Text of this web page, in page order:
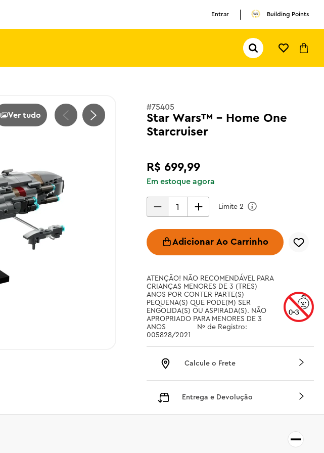
Entrar Building Points
Pesquisar...
Ver tudo
#75405
Star Wars™ - Home One
Starcruiser
R$ 699,99
Em estoque agora
Limite 2
Adicionar Ao Carrinho
ATENÇÃO! NÃO RECOMENDÁVEL PARA
CRIANÇAS MENORES DE 3 (TRES)
ANOS POR CONTER PARTE(S)
PEQUENA(S) QUE PODE(M) SER
ENGOLIDA(S) OU ASPIRADA(S). NÃO
APROPRIADO PARA MENORES DE 3
ANOS		 Nº de Registro:
005828/2021
Calcule o Frete
Entrega e Devolução
TERMOS MAIS BUSCADOS
ferrari